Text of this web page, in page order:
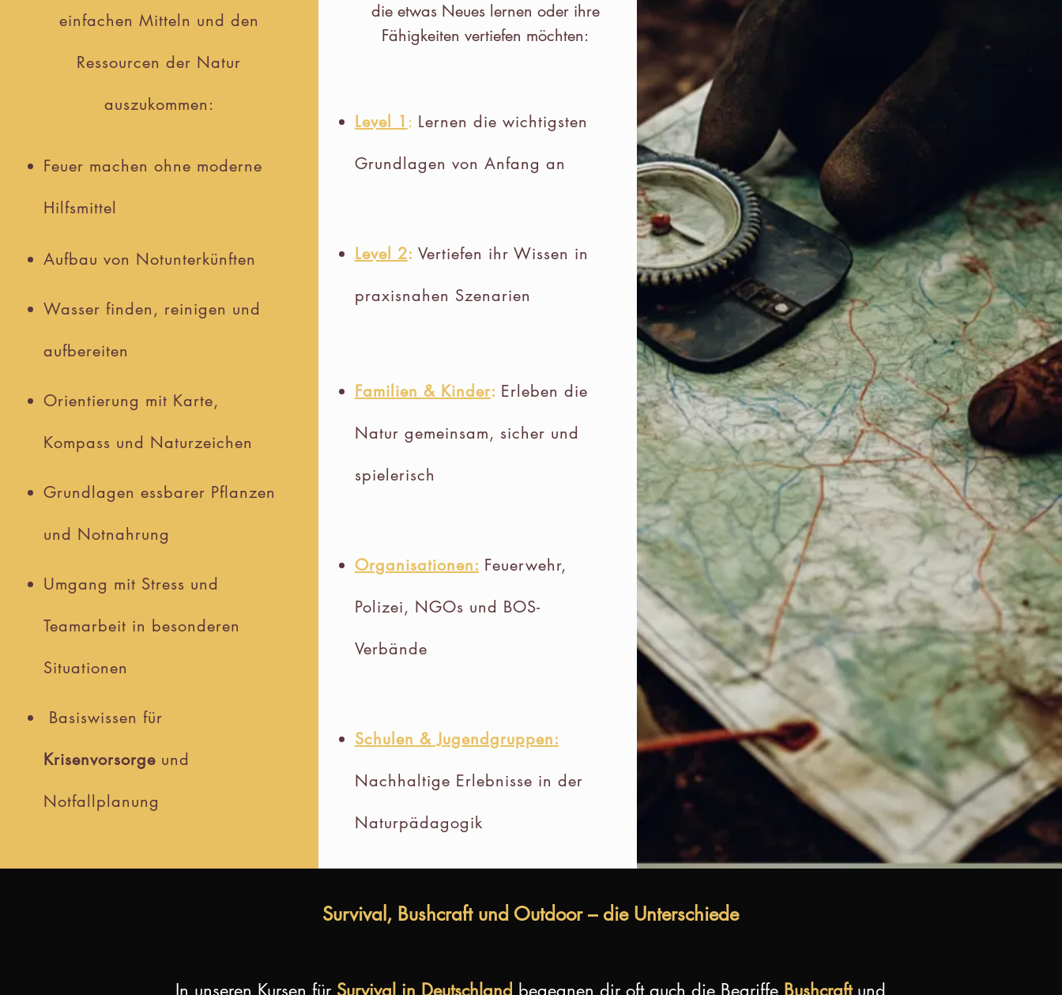
einfachen Mitteln und den
Ressourcen der Natur
auszukommen:
Feuer machen ohne moderne
Hilfsmittel
Aufbau von Notunterkünften
Wasser finden, reinigen und
aufbereiten
Orientierung mit Karte,
Kompass und Naturzeichen
Grundlagen essbarer Pflanzen
und Notnahrung
Umgang mit Stress und
Teamarbeit in besonderen
Situationen
Basiswissen für
Krisenvorsorgeund
Notfallplanung
die etwas Neues lernen oder ihre
Fähigkeiten vertiefen möchten:
Level 1 : Lernen die wichtigsten
Grundlagen von Anfang an
Level 2: Vertiefen ihr Wissen in
praxisnahen Szenarien
Familien & Kinder: Erleben die
Natur gemeinsam, sicher und
spielerisch
Organisationen: Feuerwehr,
Polizei, NGOs und BOS-
Verbände
Schulen & Jugendgruppen:
Nachhaltige Erlebnisse in der
Naturpädagogik
Survival, Bushcraft und Outdoor – die Unterschiede
In unseren Kursen fürSurvival in Deutschland begegnen dir oft auch die Begriffe Bushcraftund